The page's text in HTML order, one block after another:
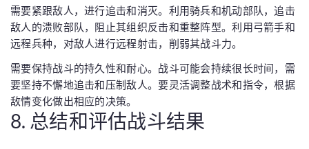
需要紧跟敌人，进行追击和消灭。利用骑兵和机动部队，追击
敌人的溃败部队，阻止其组织反击和重整阵型。利用弓箭手和
远程兵种，对敌人进行远程射击，削弱其战斗力。
需要保持战斗的持久性和耐心。战斗可能会持续很长时间，需
要坚持不懈地追击和压制敌人。要灵活调整战术和指令，根据
敌情变化做出相应的决策。
8. 总结和评估战斗结果